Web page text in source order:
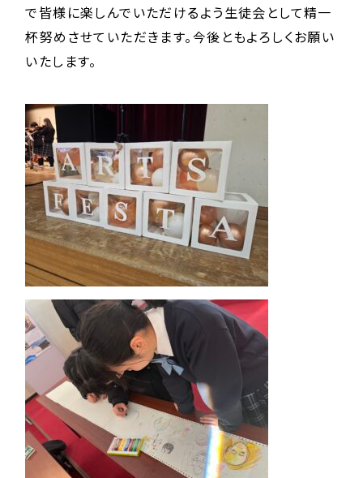
で皆様に楽しんでいただけるよう生徒会として精一
杯努めさせていただきます。今後ともよろしくお願い
いたします。